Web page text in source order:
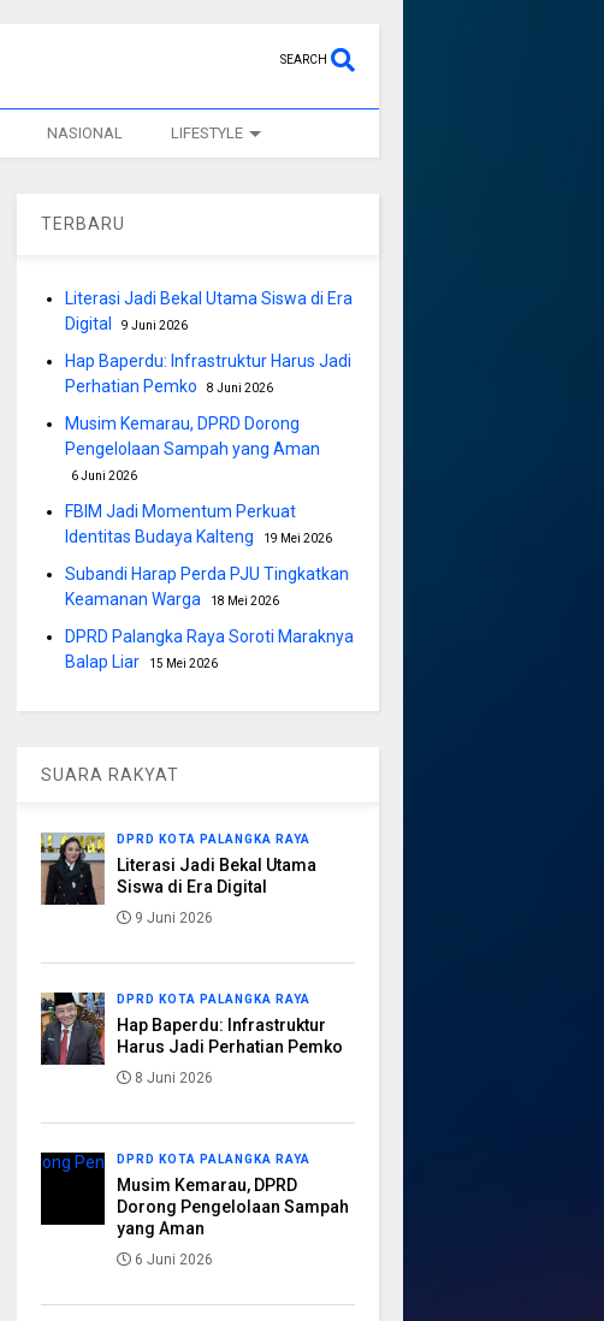
SEARCH
NASIONAL LIFESTYLE
TERBARU
Literasi Jadi Bekal Utama Siswa di Era
Digital
9 Juni 2026
Hap Baperdu: Infrastruktur Harus Jadi
Perhatian Pemko
8 Juni 2026
Musim Kemarau, DPRD Dorong
Pengelolaan Sampah yang Aman
6 Juni 2026
FBIM Jadi Momentum Perkuat
Identitas Budaya Kalteng
19 Mei 2026
Subandi Harap Perda PJU Tingkatkan
Keamanan Warga
18 Mei 2026
DPRD Palangka Raya Soroti Maraknya
Balap Liar
15 Mei 2026
SUARA RAKYAT
DPRD KOTA PALANGKA RAYA
Literasi Jadi Bekal Utama
Siswa di Era Digital
9 Juni 2026
DPRD KOTA PALANGKA RAYA
Hap Baperdu: Infrastruktur
Harus Jadi Perhatian Pemko
8 Juni 2026
DPRD KOTA PALANGKA RAYA
Musim Kemarau, DPRD
Dorong Pengelolaan Sampah
yang Aman
6 Juni 2026